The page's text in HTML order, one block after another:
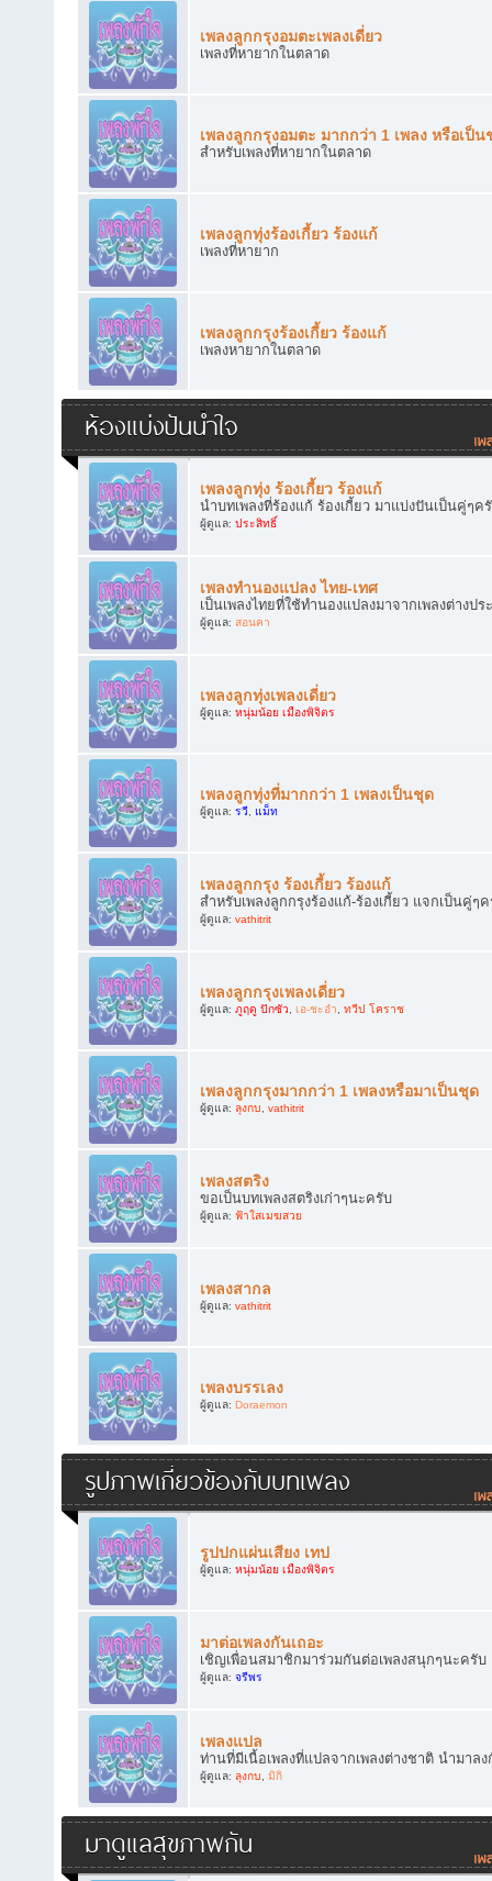
เพลงลูกกรุงอมตะเพลงเดี่ยว
เพลงที่หายากในตลาด
เพลงลูกกรุงอมตะ มากกว่า 1 เพลง หรือเป็น
สำหรับเพลงที่หายากในตลาด
เพลงลูกทุ่งร้องเกี้ยว ร้องแก้
เพลงที่หายาก
เพลงลูกกรุงร้องเกี้ยว ร้องแก้
เพลงหายากในตลาด
ห้องแบ่งปันน้ำใจ
เพลงลูกทุ่ง ร้องเกี้ยว ร้องแก้
นำบทเพลงที่ร้องแก้ ร้องเกี้ยว มาแบ่งปันเป็นคู่ๆค
ผู้ดูแล: ประสิทธิ์
เพลงทำนองแปลง ไทย-เทศ
เป็นเพลงไทยที่ใช้ทำนองแปลงมาจากเพลงต่างป
ผู้ดูแล: สอนคา
เพลงลูกทุ่งเพลงเดี่ยว
ผู้ดูแล: หนุ่มน้อย เมืองพิจิตร
เพลงลูกทุ่งที่มากกว่า 1 เพลงเป็นชุด
ผู้ดูแล: รวี, แม็ท
เพลงลูกกรุง ร้องเกี้ยว ร้องแก้
สำหรับเพลงลูกกรุงร้องแก้-ร้องเกี้ยว แจกเป็นคู่ๆ
ผู้ดูแล: vathitrit
เพลงลูกกรุงเพลงเดี่ยว
ผู้ดูแล: ภูฤดู ปักซัว, เอ-ชะอำ, ทวีป โคราช
เพลงลูกกรุงมากกว่า 1 เพลงหรือมาเป็นชุด
ผู้ดูแล: ลุงกบ, vathitrit
เพลงสตริง
ขอเป็นบทเพลงสตริงเก่าๆนะครับ
ผู้ดูแล: ฟ้าใสเมฆสวย
เพลงสากล
ผู้ดูแล: vathitrit
เพลงบรรเลง
ผู้ดูแล: Doraemon
รูปภาพเกี่ยวข้องกับบทเพลง
รูปปกแผ่นเสียง เทป
ผู้ดูแล: หนุ่มน้อย เมืองพิจิตร
มาต่อเพลงกันเถอะ
เชิญเพื่อนสมาชิกมาร่วมกันต่อเพลงสนุกๆนะครับ
ผู้ดูแล: จรีพร
เพลงแปล
ท่านที่มีเนื้อเพลงที่แปลจากเพลงต่างชาติ นำมาล
ผู้ดูแล: ลุงกบ, มิกิ
มาดูแลสุขภาพกัน